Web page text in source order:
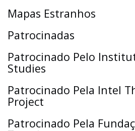
Mapas Estranhos
Patrocinadas
Patrocinado Pelo
Studies
Patrocinado Pela Intel
Project
Patrocinado Pela